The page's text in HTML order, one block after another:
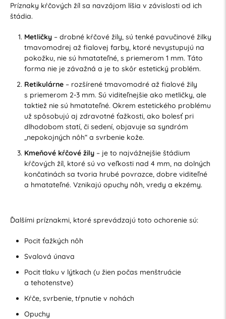
Príznaky kŕčových žíl sa navzájom líšia v závislosti od ich
štádia.
Metličky– drobné kŕčové žily, sú tenké pavučinové žilky
tmavomodrej až fialovej farby, ktoré nevystupujú na
pokožku, nie sú hmatateľné, s priemerom 1 mm. Táto
forma nie je závažná a je to skôr estetický problém.
Retikulárne– rozšírené tmavomodré až fialové žily
s priemerom 2-3 mm. Sú viditeľnejšie ako metličky, ale
taktiež nie sú hmatateľné. Okrem estetického problému
už spôsobujú aj zdravotné ťažkosti, ako bolesť pri
dlhodobom statí, či sedení, objavuje sa syndróm
„nepokojných nôh“ a svrbenie kože.
Kmeňové kŕčové žily– je to najvážnejšie štádium
kŕčových žíl, ktoré sú vo veľkosti nad 4 mm, na dolných
končatinách sa tvoria hrubé povrazce, dobre viditeľné
a hmatateľné. Vznikajú opuchy nôh, vredy a ekzémy.
Ďalšími príznakmi, ktoré sprevádzajú toto ochorenie sú:
Pocit ťažkých nôh
Svalová únava
Pocit tlaku v lýtkach (u žien počas menštruácie
a tehotenstve)
Kŕče, svrbenie, tŕpnutie v nohách
Opuchy